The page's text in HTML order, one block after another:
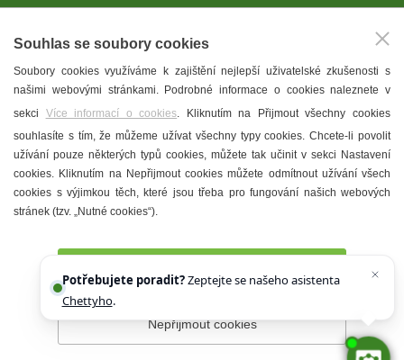
T. G. Masaryk
Mandloně
Ubytování
Restaurace
Městské muzeum a galerie
Denní meníčka
Prohlášení o přístupnosti Správce webu
Souhlas se soubory cookies
Soubory cookies využíváme k zajištění nejlepší uživatelské zkušenosti s
našimi webovými stránkami. Podrobné informace o cookies naleznete v
sekci Více informací o cookies. Kliknutím na Přijmout všechny cookies
souhlasíte s tím, že můžeme užívat všechny typy cookies. Chcete-li povolit
užívání pouze některých typů cookies, můžete tak učinit v sekci Nastavení
cookies. Kliknutím na Nepřijmout cookies můžete odmítnout užívání všech
cookies s výjimkou těch, které jsou třeba pro fungování našich webových
stránek (tzv. „Nutné cookies“).
Nepřijmout cookies
Potřebujete poradit?Zeptejte se našeho asistenta
Chettyho.